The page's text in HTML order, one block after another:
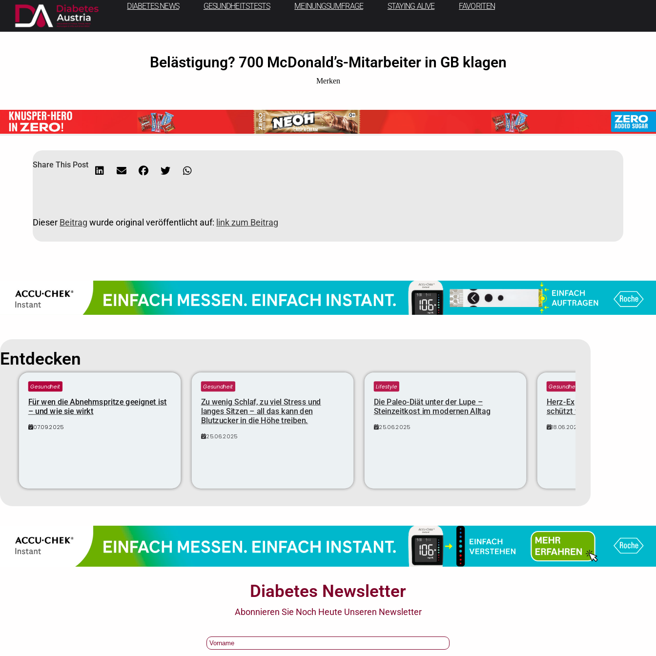
DIABETES NEWS GESUNDHEITSTESTS MEINUNGSUMFRAGE STAYING ALIVE FAVORITEN
Belästigung? 700 McDonald’s-Mitarbeiter in GB klagen
Merken
Share This Post
Dieser Beitrag wurde original veröffentlicht auf: link zum Beitrag
Entdecken
Gesundheit
Für wen die Abnehmspritze geeignet ist
– und wie sie wirkt
07.09.2025
Gesundheit
Zu wenig Schlaf, zu viel Stress und
langes Sitzen – all das kann den
Blutzucker in die Höhe treiben.
25.06.2025
Lifestyle
Die Paleo-Diät unter der Lupe –
Steinzeitkost im modernen Alltag
25.06.2025
Gesundheit
Herz-Expertin verrät: Diese
schützt vor dem Infarkt
18.06.2025
Diabetes Newsletter
Abonnieren Sie Noch Heute Unseren Newsletter